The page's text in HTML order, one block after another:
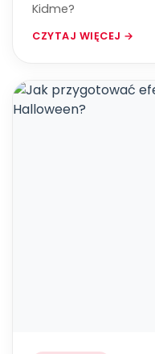
Kidme?
CZYTAJ WIĘCEJ →